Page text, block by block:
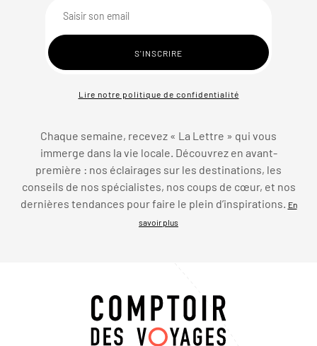
Lire notre politique de confidentialité
Chaque semaine, recevez « La Lettre » qui vous
immerge dans la vie locale. Découvrez en avant-
première : nos éclairages sur les destinations, les
conseils de nos spécialistes, nos coups de cœur, et nos
dernières tendances pour faire le plein d’inspirations. En
savoir plus